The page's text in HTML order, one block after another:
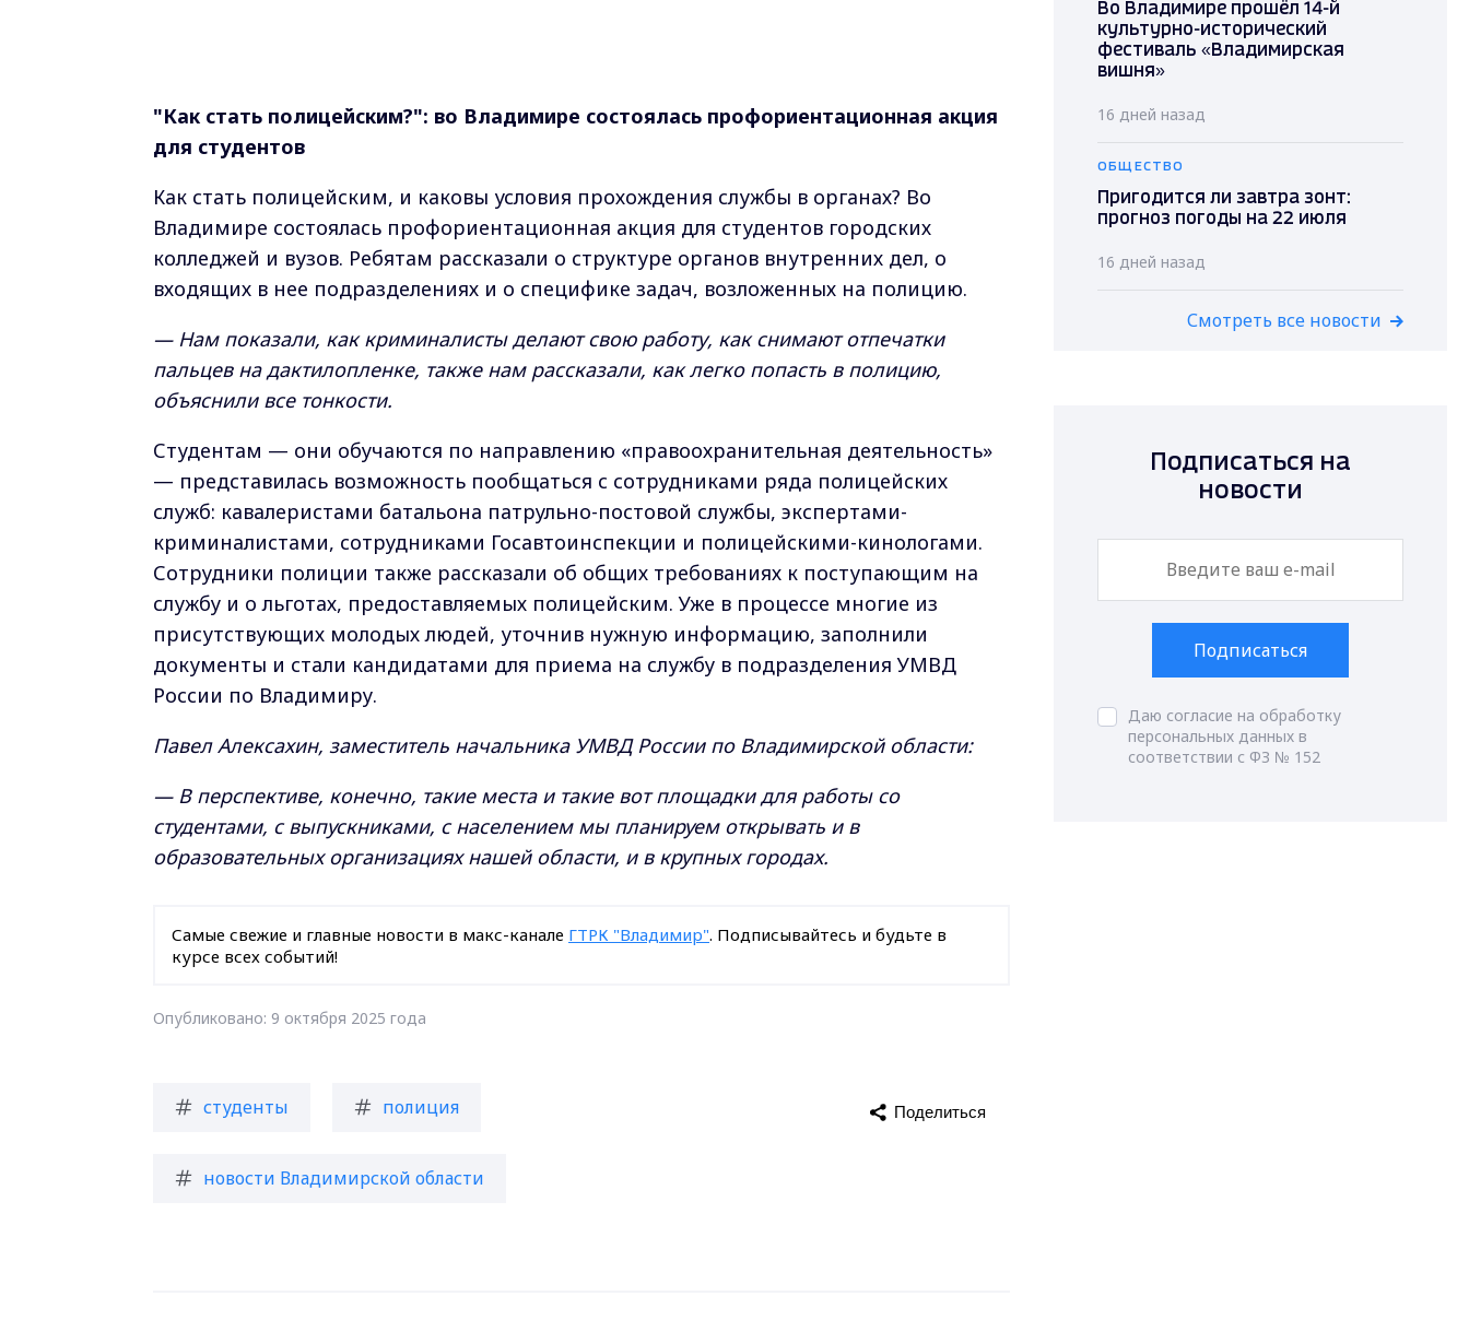
"Как стать полицейским?": во Владимире состоялась профориентационная акция
для студентов
Как стать полицейским, и каковы условия прохождения службы в органах? Во
Владимире состоялась профориентационная акция для студентов городских
колледжей и вузов. Ребятам рассказали о структуре органов внутренних дел, о
входящих в нее подразделениях и о специфике задач, возложенных на полицию.
— Нам показали, как криминалисты делают свою работу, как снимают отпечатки
пальцев на дактилопленке, также нам рассказали, как легко попасть в полицию,
объяснили все тонкости.
Студентам — они обучаются по направлению «правоохранительная деятельность»
— представилась возможность пообщаться с сотрудниками ряда полицейских
служб: кавалеристами батальона патрульно-постовой службы, экспертами-
криминалистами, сотрудниками Госавтоинспекции и полицейскими-кинологами.
Сотрудники полиции также рассказали об общих требованиях к поступающим на
службу и о льготах, предоставляемых полицейским. Уже в процессе многие из
присутствующих молодых людей, уточнив нужную информацию, заполнили
документы и стали кандидатами для приема на службу в подразделения УМВД
России по Владимиру.
Павел Алексахин, заместитель начальника УМВД России по Владимирской области:
— В перспективе, конечно, такие места и такие вот площадки для работы со
студентами, с выпускниками, с населением мы планируем открывать и в
образовательных организациях нашей области, и в крупных городах.
Самые свежие и главные новости в макс-канале ГТРК "Владимир". Подписывайтесь и будьте в
курсе всех событий!
Опубликовано: 9 октября 2025 года
студенты полиция
новости Владимирской области
Поделиться
Во Владимире прошёл 14-й
культурно-исторический
фестиваль «Владимирская
вишня»
16 дней назад
ОБЩЕСТВО
Пригодится ли завтра зонт:
прогноз погоды на 22 июля
16 дней назад
Смотреть все новости
Подписаться на
новости
Подписаться
Даю согласие на обработку
персональных данных в
соответствии с ФЗ № 152